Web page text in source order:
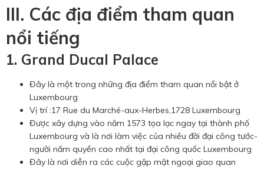
III. Các địa điểm tham quan
nổi tiếng
1. Grand Ducal Palace
Đây là một trong những địa điểm tham quan nổi bật ở
Luxembourg
Vị trí :17 Rue du Marché-aux-Herbes,1728 Luxembourg
Được xây dựng vào năm 1573 tọa lạc ngay tại thành phố
Luxembourg và là nơi làm việc của nhiều đời đại công tước-
người nắm quyền cao nhất tại đại công quốc Luxembourg
Đây là nơi diễn ra các cuộc gặp mặt ngoại giao quan